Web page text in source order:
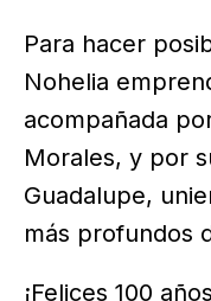
Para hacer
Nohelia
acompañada
Morales, y por
Guadalupe,
más profundos
¡Felices 100